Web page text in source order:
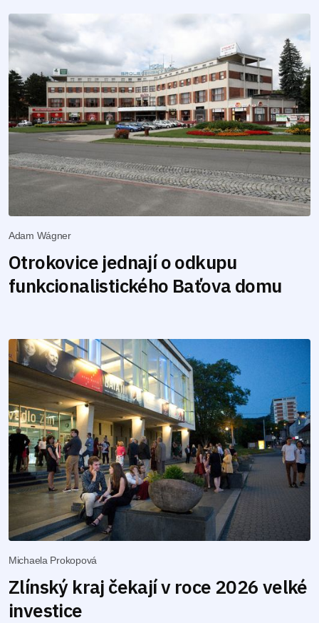
Adam Wágner
Otrokovice jednají o odkupu
funkcionalistického Baťova domu
Michaela Prokopová
Zlínský kraj čekají v roce 2026 velké
investice